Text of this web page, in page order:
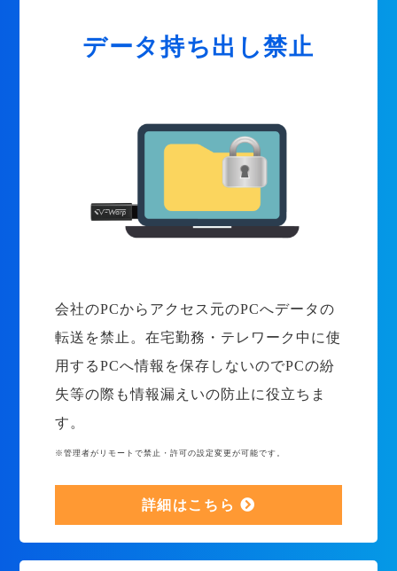
データ持ち出し禁止
会社のPCからアクセス元のPCへデータの
転送を禁止。在宅勤務・テレワーク中に使
用するPCへ情報を保存しないのでPCの紛
失等の際も情報漏えいの防止に役立ちま
す。
※管理者がリモートで禁止・許可の設定変更が可能です。
詳細はこちら